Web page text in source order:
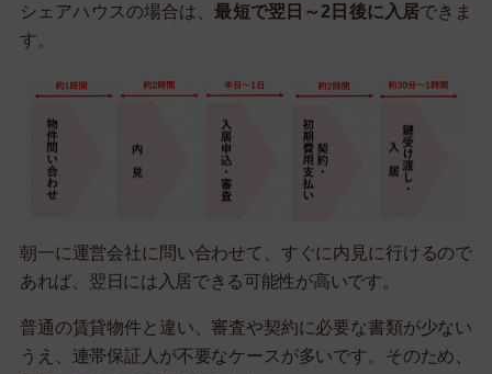
シェアハウスの場合は、最短で翌日～2日後に入居できま
す。
朝一に運営会社に問い合わせて、すぐに内見に行けるので
あれば、翌日には入居できる可能性が高いです。
普通の賃貸物件と違い、審査や契約に必要な書類が少ない
うえ、連帯保証人が不要なケースが多いです。そのため、